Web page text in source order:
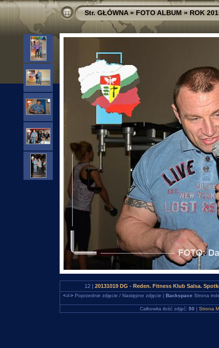
Str. GŁÓWNA»FOTO ALBUM»ROK
12 | 20131019 DG - Reden. Fitness Klub Salsa.
<-/->Poprzednie zdjęcie / Następne zdjęcie | Backspace Strona
Całkowita ilość zdjęć: 50 | Strona